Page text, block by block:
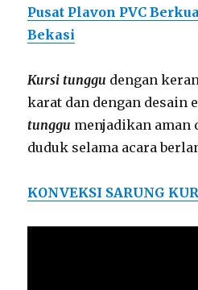
Pusat Plavon PVC
Bekasi
Kursi tunggu dengan
karat dan dengan desain
tunggu menjadikan aman
duduk selama acara
KONVEKSI SARUNG